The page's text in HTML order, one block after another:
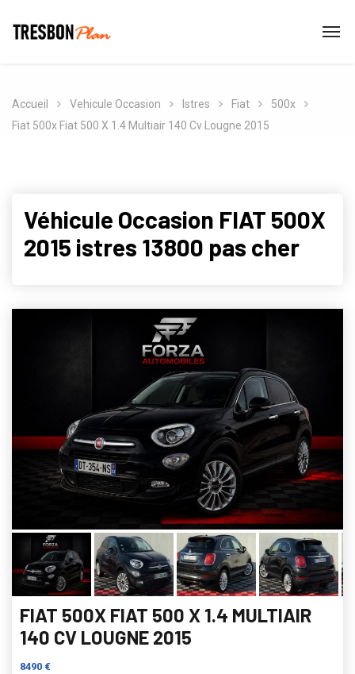
Accueil Vehicule Occasion Istres Fiat
500x
Fiat 500x Fiat 500 X 1.4 Multiair 140 Cv Lougne 2015
Véhicule Occasion FIAT 500X
2015 istres 13800 pas cher
FIAT 500X FIAT 500 X 1.4 MULTIAIR
140 CV LOUGNE 2015
8490 €